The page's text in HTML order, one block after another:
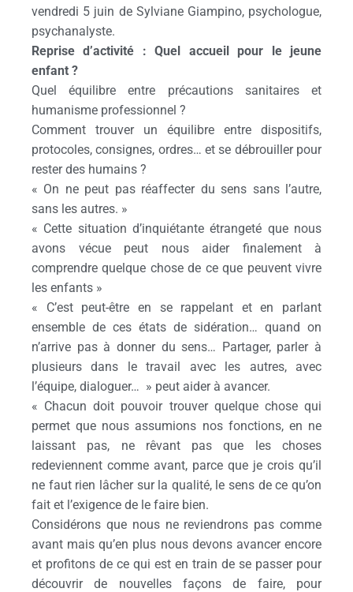
vendredi 5 juin de Sylviane Giampino, psychologue,
psychanalyste.
Reprise d’activité : Quel accueil pour le jeune
enfant ?
Quel équilibre entre précautions sanitaires et
humanisme professionnel ?
Comment trouver un équilibre entre dispositifs,
protocoles, consignes, ordres… et se débrouiller pour
rester des humains ?
« On ne peut pas réaffecter du sens sans l’autre,
sans les autres. »
« Cette situation d’inquiétante étrangeté que nous
avons vécue peut nous aider finalement à
comprendre quelque chose de ce que peuvent vivre
les enfants »
« C’est peut-être en se rappelant et en parlant
ensemble de ces états de sidération… quand on
n’arrive pas à donner du sens… Partager, parler à
plusieurs dans le travail avec les autres, avec
l’équipe, dialoguer… » peut aider à avancer.
« Chacun doit pouvoir trouver quelque chose qui
permet que nous assumions nos fonctions, en ne
laissant pas, ne rêvant pas que les choses
redeviennent comme avant, parce que je crois qu’il
ne faut rien lâcher sur la qualité, le sens de ce qu’on
fait et l’exigence de le faire bien.
Considérons que nous ne reviendrons pas comme
avant mais qu’en plus nous devons avancer encore
et profitons de ce qui est en train de se passer pour
découvrir de nouvelles façons de faire, pour